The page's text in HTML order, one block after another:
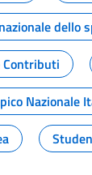
dello
Contributi
Nazionale